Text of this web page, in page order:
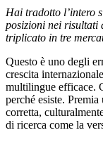
Hai tradotto l’intero
posizioni nei risultati
triplicato in tre
Questo è uno degli
crescita
multilingue efficace.
perché esiste.
corretta,
di ricerca come la